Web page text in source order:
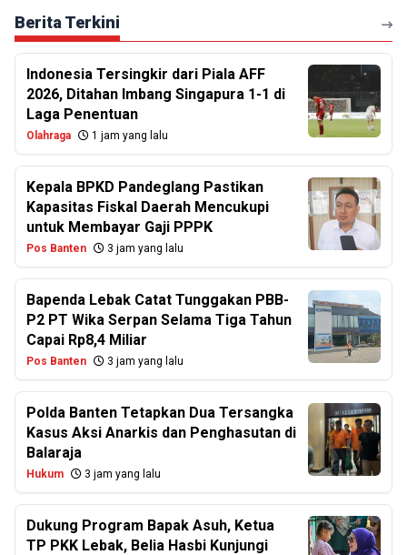
Berita Terkini
Indonesia Tersingkir dari Piala AFF
2026, Ditahan Imbang Singapura 1-1 di
Laga Penentuan
Olahraga 1 jam yang lalu
Kepala BPKD Pandeglang Pastikan
Kapasitas Fiskal Daerah Mencukupi
untuk Membayar Gaji PPPK
Pos Banten 3 jam yang lalu
Bapenda Lebak Catat Tunggakan PBB-
P2 PT Wika Serpan Selama Tiga Tahun
Capai Rp8,4 Miliar
Pos Banten 3 jam yang lalu
Polda Banten Tetapkan Dua Tersangka
Kasus Aksi Anarkis dan Penghasutan di
Balaraja
Hukum 3 jam yang lalu
Dukung Program Bapak Asuh, Ketua
TP PKK Lebak, Belia Hasbi Kunjungi